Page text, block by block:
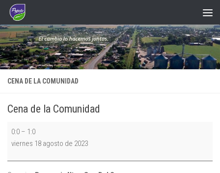
Saltar al contenido
CENA DE LA COMUNIDAD
Cena de la Comunidad
Cena
Comunidad
0:0 – 1:0
viernes 18 agosto de 2023